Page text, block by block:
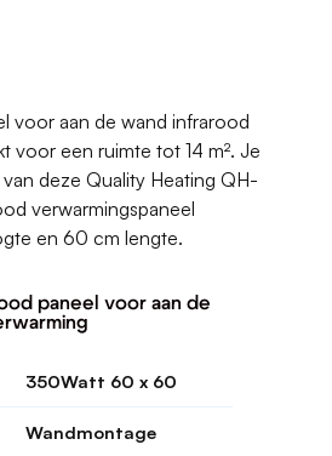
voor aan de wand infrarood
voor een ruimte tot 14 m². Je
deze Quality Heating QH-
verwarmingspaneel
en 60 cm lengte.
paneel voor aan de
350Watt 60 x 60
Wandmontage